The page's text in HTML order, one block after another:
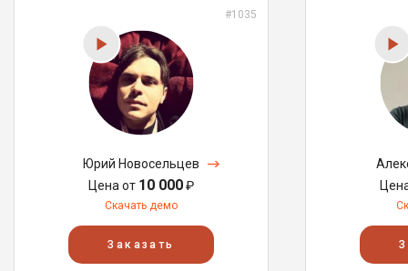
#1035
Юрий Новосельцев
Цена от 10 000₽
Скачать демо
Заказать